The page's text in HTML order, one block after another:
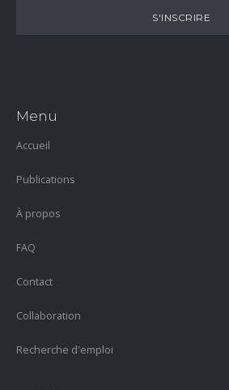
Menu
Accueil
Publications
À propos
FAQ
Contact
Collaboration
Recherche d'emploi